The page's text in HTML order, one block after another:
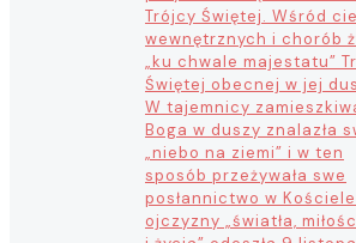
Trójcy Świętej. Wśród
wewnętrznych i chorób
„ku chwale majestatu”
Świętej obecnej w jej
W tajemnicy
Boga w duszy znalazła
„niebo na ziemi” i w ten
sposób przeżywała swe
posłannictwo w
ojczyzny „światła,